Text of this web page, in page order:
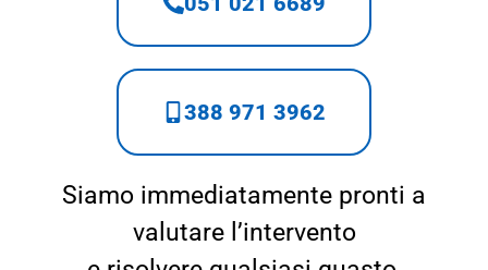
388 971 3962
Siamo immediatamente pronti a
valutare l’intervento